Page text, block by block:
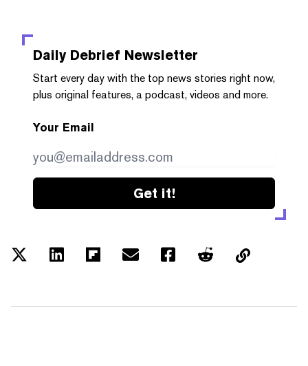
Daily Debrief Newsletter
Start every day with the top news stories right now,
plus original features, a podcast, videos and more.
Your Email
Get it!